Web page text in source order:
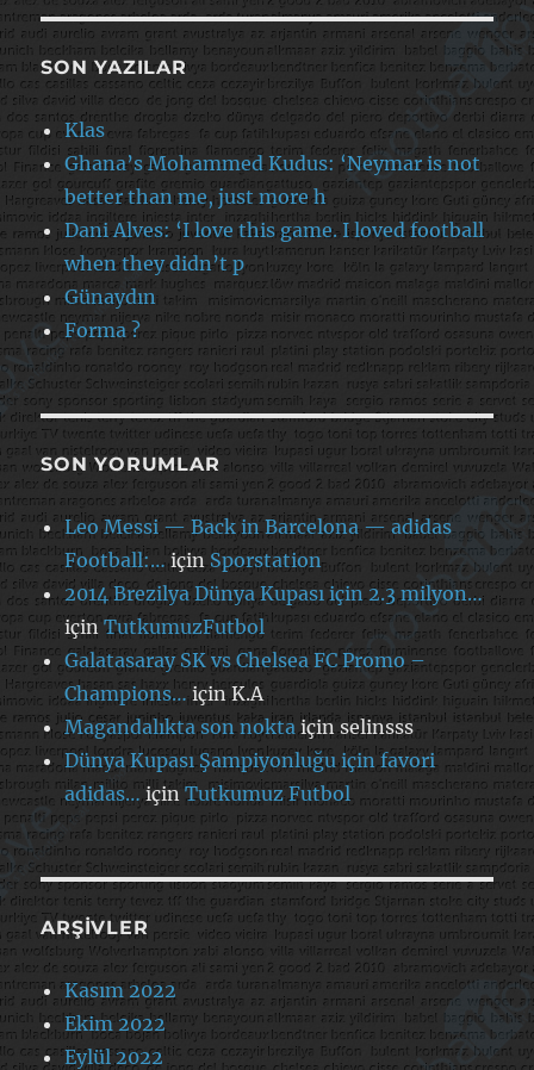
SON YAZILAR
Klas
Ghana’s Mohammed Kudus: ‘Neymar is not
better than me, just more h
Dani Alves: ‘I love this game. I loved football
when they didn’t p
Günaydın
Forma ?
SON YORUMLAR
Leo Messi — Back in Barcelona — adidas
Football:…için Sporstation
2014 Brezilya Dünya Kupası için 2.3 milyon…
içinTutkumuzFutbol
Galatasaray SK vs Chelsea FC Promo –
Champions… içinK.A
Magandalıkta son nokta içinselinsss
Dünya Kupası Şampiyonluğu için favori
adidas… içinTutkumuz Futbol
ARŞIVLER
Kasım 2022
Ekim 2022
Eylül 2022